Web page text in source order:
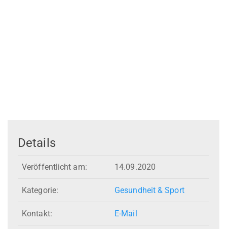
Details
Veröffentlicht am: 14.09.2020
Kategorie: Gesundheit & Sport
Kontakt: E-Mail